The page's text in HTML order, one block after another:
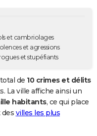
et cambriolages
et agressions
et stupéfiants
de 10 crimes et délits
La ville affiche ainsi un
habitants, ce qui place
des villes les plus